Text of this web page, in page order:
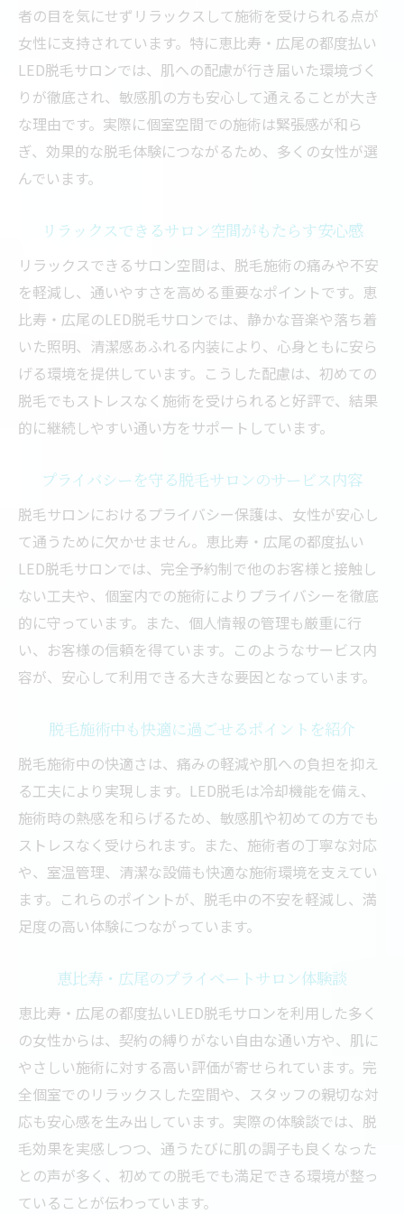
者の目を気にせずリラックスして施術を受けられる点が
女性に支持されています。特に恵比寿・広尾の都度払い
LED脱毛サロンでは、肌への配慮が行き届いた環境づく
りが徹底され、敏感肌の方も安心して通えることが大き
な理由です。実際に個室空間での施術は緊張感が和ら
ぎ、効果的な脱毛体験につながるため、多くの女性が選
んでいます。
リラックスできるサロン空間がもたらす安心感
リラックスできるサロン空間は、脱毛施術の痛みや不安
を軽減し、通いやすさを高める重要なポイントです。恵
比寿・広尾のLED脱毛サロンでは、静かな音楽や落ち着
いた照明、清潔感あふれる内装により、心身ともに安ら
げる環境を提供しています。こうした配慮は、初めての
脱毛でもストレスなく施術を受けられると好評で、結果
的に継続しやすい通い方をサポートしています。
プライバシーを守る脱毛サロンのサービス内容
脱毛サロンにおけるプライバシー保護は、女性が安心し
て通うために欠かせません。恵比寿・広尾の都度払い
LED脱毛サロンでは、完全予約制で他のお客様と接触し
ない工夫や、個室内での施術によりプライバシーを徹底
的に守っています。また、個人情報の管理も厳重に行
い、お客様の信頼を得ています。このようなサービス内
容が、安心して利用できる大きな要因となっています。
脱毛施術中も快適に過ごせるポイントを紹介
脱毛施術中の快適さは、痛みの軽減や肌への負担を抑え
る工夫により実現します。LED脱毛は冷却機能を備え、
施術時の熱感を和らげるため、敏感肌や初めての方でも
ストレスなく受けられます。また、施術者の丁寧な対応
や、室温管理、清潔な設備も快適な施術環境を支えてい
ます。これらのポイントが、脱毛中の不安を軽減し、満
足度の高い体験につながっています。
恵比寿・広尾のプライベートサロン体験談
恵比寿・広尾の都度払いLED脱毛サロンを利用した多く
の女性からは、契約の縛りがない自由な通い方や、肌に
やさしい施術に対する高い評価が寄せられています。完
全個室でのリラックスした空間や、スタッフの親切な対
応も安心感を生み出しています。実際の体験談では、脱
毛効果を実感しつつ、通うたびに肌の調子も良くなった
との声が多く、初めての脱毛でも満足できる環境が整っ
ていることが伝わっています。